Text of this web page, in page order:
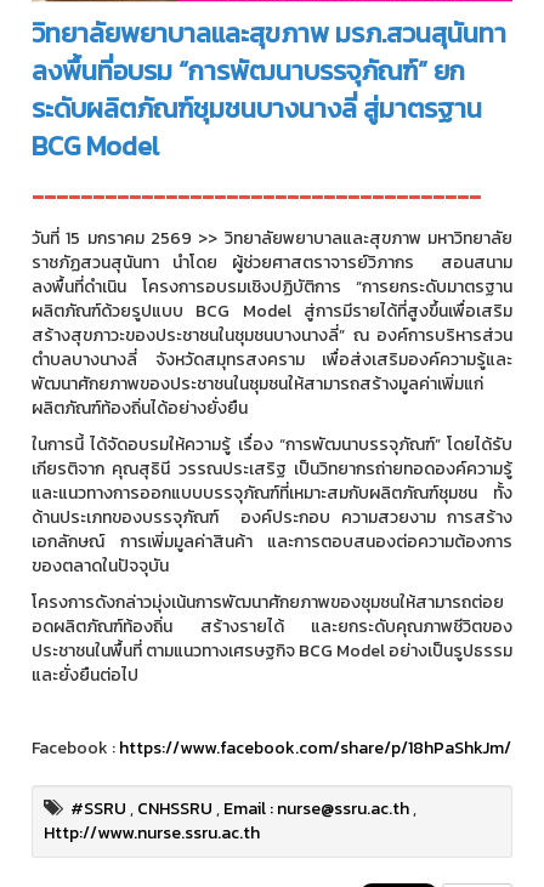
วิทยาลัยพยาบาลและสุขภาพ มรภ.สวนสุนันทา
ลงพื้นที่อบรม “การพัฒนาบรรจุภัณฑ์” ยก
ระดับผลิตภัณฑ์ชุมชนบางนางลี่ สู่มาตรฐาน
BCG Model
-------------------------------------
วันที่ 15 มกราคม 2569 >> วิทยาลัยพยาบาลและสุขภาพ มหาวิทยาลัย
ราชภัฏสวนสุนันทา นำโดย ผู้ช่วยศาสตราจารย์วิภากร สอนสนาม
ลงพื้นที่ดำเนิน โครงการอบรมเชิงปฏิบัติการ “การยกระดับมาตรฐาน
ผลิตภัณฑ์ด้วยรูปแบบ BCG Model สู่การมีรายได้ที่สูงขึ้นเพื่อเสริม
สร้างสุขภาวะของประชาชนในชุมชนบางนางลี่” ณ องค์การบริหารส่วน
ตำบลบางนางลี่ จังหวัดสมุทรสงคราม เพื่อส่งเสริมองค์ความรู้และ
พัฒนาศักยภาพของประชาชนในชุมชนให้สามารถสร้างมูลค่าเพิ่มแก่
ผลิตภัณฑ์ท้องถิ่นได้อย่างยั่งยืน
ในการนี้ ได้จัดอบรมให้ความรู้ เรื่อง “การพัฒนาบรรจุภัณฑ์” โดยได้รับ
เกียรติจาก คุณสุธินี วรรณประเสริฐ เป็นวิทยากรถ่ายทอดองค์ความรู้
และแนวทางการออกแบบบรรจุภัณฑ์ที่เหมาะสมกับผลิตภัณฑ์ชุมชน ทั้ง
ด้านประเภทของบรรจุภัณฑ์ องค์ประกอบ ความสวยงาม การสร้าง
เอกลักษณ์ การเพิ่มมูลค่าสินค้า และการตอบสนองต่อความต้องการ
ของตลาดในปัจจุบัน
โครงการดังกล่าวมุ่งเน้นการพัฒนาศักยภาพของชุมชนให้สามารถต่อย
อดผลิตภัณฑ์ท้องถิ่น สร้างรายได้ และยกระดับคุณภาพชีวิตของ
ประชาชนในพื้นที่ ตามแนวทางเศรษฐกิจ BCG Model อย่างเป็นรูปธรรม
และยั่งยืนต่อไป
Facebook :https://www.facebook.com/share/p/18hPaShkJm/
#SSRU,CNHSSRU,Email : nurse@ssru.ac.th,
Http://www.nurse.ssru.ac.th